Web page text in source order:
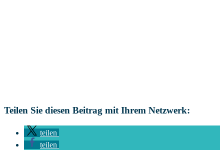
Teilen Sie diesen Beitrag mit Ihrem Netzwerk:
teilen
teilen